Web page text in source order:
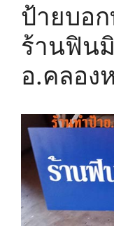
ป้ายบอ
ร้านฟิน
อ.คลอง